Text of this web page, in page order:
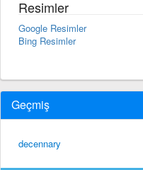
Resimler
Google Resimler
Bing Resimler
Geçmiş
decennary